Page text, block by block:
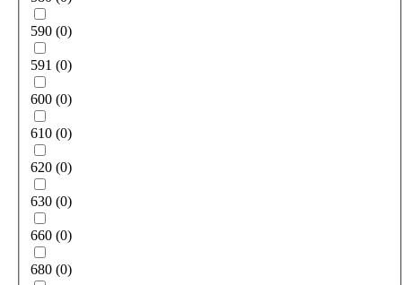
590 (0)
591 (0)
600 (0)
610 (0)
620 (0)
630 (0)
660 (0)
680 (0)